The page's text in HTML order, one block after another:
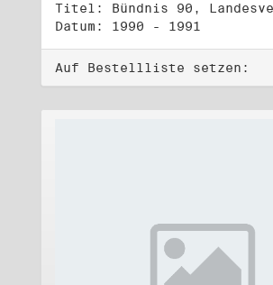
Datum: 1990 - 1991
Auf Bestellliste setzen: